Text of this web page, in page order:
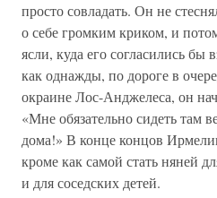
просто совладать. Он не
о себе громким криком, и
ясли, куда его согласились бы
как однажды, по дороге в
окраине Лос-Анджелеса, он
«Мне обязательно сидеть там
дома!» В конце концов
кроме как самой стать няней
и для соседских детей.